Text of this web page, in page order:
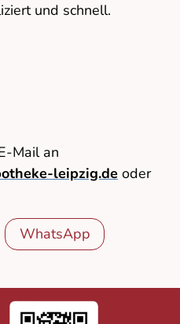
und schnell.
Mail an
leipzig.de oder
WhatsApp